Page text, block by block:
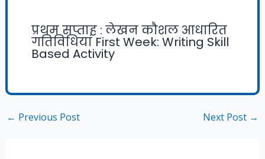
प्रथम सप्ताह : लेखन कौशल आधारित
गतिविधियां First Week: Writing Skill
Based Activity
← Previous Post Next Post →